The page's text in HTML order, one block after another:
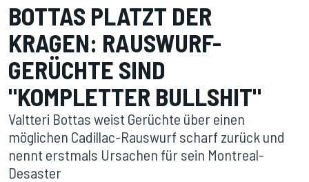
BOTTAS PLATZT DER
KRAGEN: RAUSWURF-
GERÜCHTE SIND
"KOMPLETTER BULLSHIT"
Valtteri Bottas weist Gerüchte über einen
möglichen Cadillac-Rauswurf scharf zurück und
nennt erstmals Ursachen für sein Montreal-
Desaster